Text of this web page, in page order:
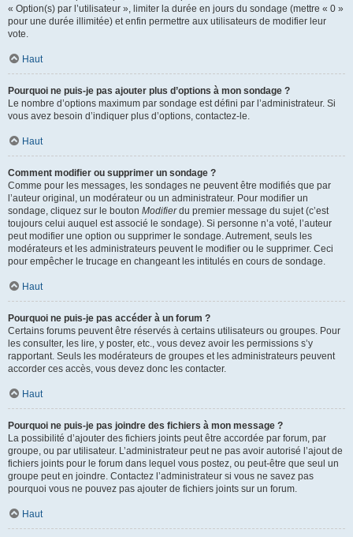
« Option(s) par l’utilisateur », limiter la durée en jours du sondage (mettre « 0 »
pour une durée illimitée) et enfin permettre aux utilisateurs de modifier leur
vote.
Haut
Pourquoi ne puis-je pas ajouter plus d’options à mon sondage ?
Le nombre d’options maximum par sondage est défini par l’administrateur. Si
vous avez besoin d’indiquer plus d’options, contactez-le.
Haut
Comment modifier ou supprimer un sondage ?
Comme pour les messages, les sondages ne peuvent être modifiés que par
l’auteur original, un modérateur ou un administrateur. Pour modifier un
sondage, cliquez sur le bouton Modifierdu premier message du sujet (c’est
toujours celui auquel est associé le sondage). Si personne n’a voté, l’auteur
peut modifier une option ou supprimer le sondage. Autrement, seuls les
modérateurs et les administrateurs peuvent le modifier ou le supprimer. Ceci
pour empêcher le trucage en changeant les intitulés en cours de sondage.
Haut
Pourquoi ne puis-je pas accéder à un forum ?
Certains forums peuvent être réservés à certains utilisateurs ou groupes. Pour
les consulter, les lire, y poster, etc., vous devez avoir les permissions s’y
rapportant. Seuls les modérateurs de groupes et les administrateurs peuvent
accorder ces accès, vous devez donc les contacter.
Haut
Pourquoi ne puis-je pas joindre des fichiers à mon message ?
La possibilité d’ajouter des fichiers joints peut être accordée par forum, par
groupe, ou par utilisateur. L’administrateur peut ne pas avoir autorisé l’ajout de
fichiers joints pour le forum dans lequel vous postez, ou peut-être que seul un
groupe peut en joindre. Contactez l’administrateur si vous ne savez pas
pourquoi vous ne pouvez pas ajouter de fichiers joints sur un forum.
Haut